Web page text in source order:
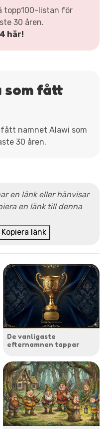
topp100-listan för
30 åren.
här!
som fått
namnet Alawi som
30 åren.
en länk eller hänvisar
en länk till denna
Kopiera länk
De vanligaste
efternamnen tappar